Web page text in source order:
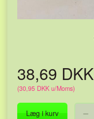
38,69 DKK
(30,95 DKK u/Moms)
Læg i kurv